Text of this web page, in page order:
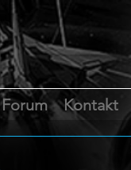
Forum Kontakt